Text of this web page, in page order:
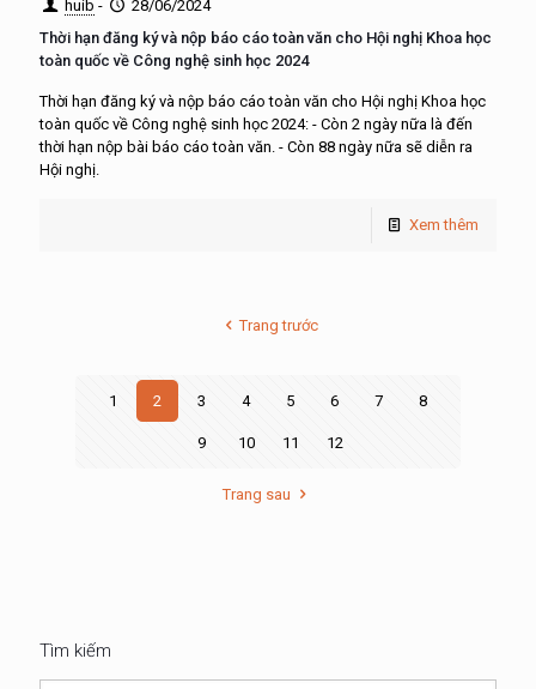
huib -
28/06/2024
Thời hạn đăng ký và nộp báo cáo toàn văn cho Hội nghị Khoa học
toàn quốc về Công nghệ sinh học 2024
Thời hạn đăng ký và nộp báo cáo toàn văn cho Hội nghị Khoa học
toàn quốc về Công nghệ sinh học 2024: - Còn 2 ngày nữa là đến
thời hạn nộp bài báo cáo toàn văn. - Còn 88 ngày nữa sẽ diễn ra
Hội nghị.
Xem thêm
Trang trước
1 2 3 4 5 6 7 8
9 10 11 12
Trang sau
Tìm kiếm